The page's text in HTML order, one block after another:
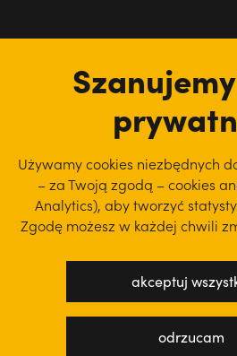
regulamin serwisu
Używamy cookies niezbędnych
– za Twoją zgodą – cookies
Analytics), abytworzyć
Zgodę możesz w każdej chwili
akceptuj
odrzucam